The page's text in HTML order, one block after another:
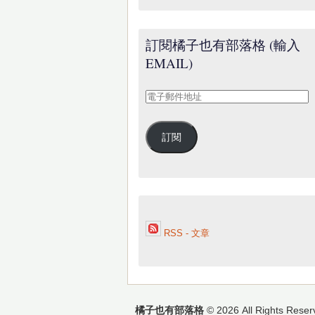
訂閱橘子也有部落格 (輸入
EMAIL)
電
郵
件
訂閱
RSS - 文章
橘子也有部落格 © 2026 All Rights